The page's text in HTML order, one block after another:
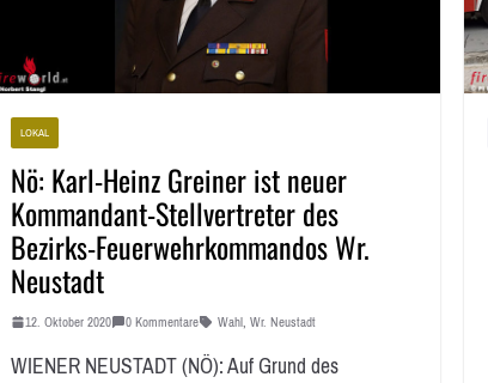
LOKAL
Nö: Karl-Heinz Greiner ist neuer
Kommandant-Stellvertreter des
Bezirks-Feuerwehrkommandos Wr.
Neustadt
12. Oktober 2020 0 Kommentare Wahl, Wr. Neustadt
WIENER NEUSTADT (NÖ): Auf Grund des